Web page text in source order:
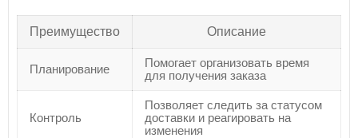
Преимущество Описание
Планирование
Помогает организовать время
для получения заказа
Контроль
Позволяет следить за статусом
доставки и реагировать на
изменения